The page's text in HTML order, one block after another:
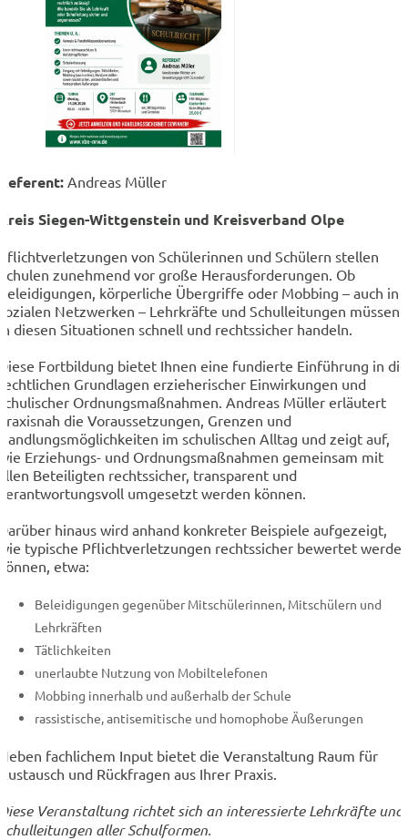
Andreas Müller
Siegen-Wittgenstein und Kreisverband Olpe
von Schülerinnen und Schülern stellen
zunehmend vor große Herausforderungen. Ob
körperliche Übergriffe oder Mobbing – auch in
Netzwerken – Lehrkräfte und Schulleitungen müssen
diesen Situationen schnell und rechtssicher handeln.
Fortbildung bietet Ihnen eine fundierte Einführung in die
Grundlagen erzieherischer Einwirkungen und
Ordnungsmaßnahmen. Andreas Müller erläutert
die Voraussetzungen, Grenzen und
im schulischen Alltag und zeigt auf,
Erziehungs- und Ordnungsmaßnahmen gemeinsam mit
Beteiligten rechtssicher, transparent und
umgesetzt werden können.
hinaus wird anhand konkreter Beispiele aufgezeigt,
typische Pflichtverletzungen rechtssicher bewertet
etwa:
Beleidigungen gegenüber Mitschülerinnen, Mitschülern und
Lehrkräften
Tätlichkeiten
unerlaubte Nutzung von Mobiltelefonen
Mobbing innerhalb und außerhalb der Schule
rassistische, antisemitische und homophobe Äußerungen
fachlichem Input bietet die Veranstaltung Raum für
und Rückfragen aus Ihrer Praxis.
Veranstaltung richtet sich an interessierte Lehrkräfte und
aller Schulformen.